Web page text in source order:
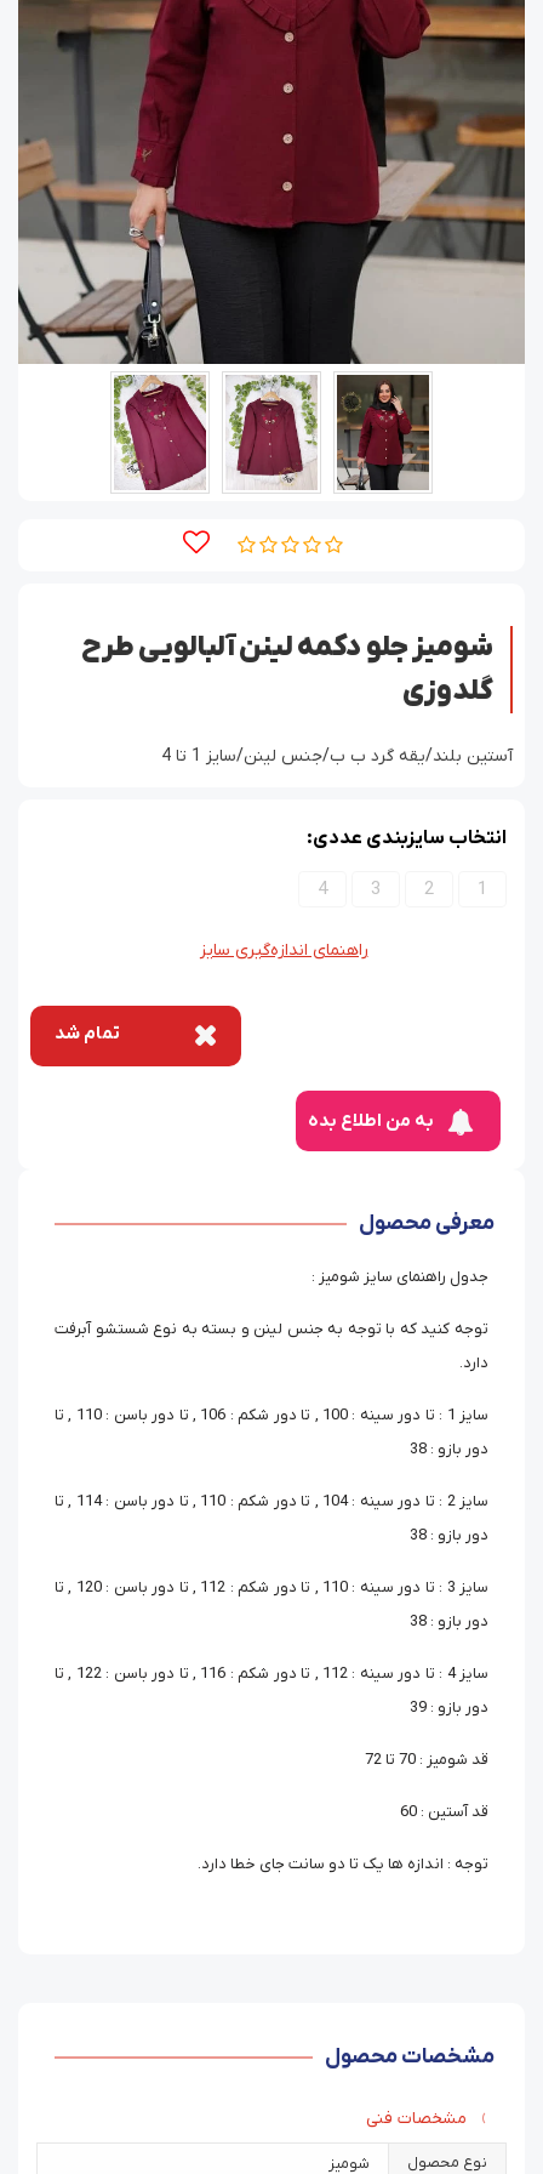
شومیز جلو دکمه لینن آلبالویی طرح
گلدوزی
آستین بلند/یقه گرد ب ب/جنس لینن/سایز 1 تا 4
انتخاب سایزبندی عددی:
1
2
3
4
راهنمای اندازه‌گیری سایز
تمام شد
به من اطلاع بده
معرفی محصول
جدول راهنمای سایز شومیز :
توجه کنید که با توجه به جنس لینن و بسته به نوع شستشو آبرفت
دارد.
سایز 1 : تا دور سینه : 100 , تا دور شکم : 106 , تا دور باسن : 110 , تا
دور بازو : 38
سایز 2 : تا دور سینه : 104 , تا دور شکم : 110 , تا دور باسن : 114 , تا
دور بازو : 38
سایز 3 : تا دور سینه : 110 , تا دور شکم : 112 , تا دور باسن : 120 , تا
دور بازو : 38
سایز 4 : تا دور سینه : 112 , تا دور شکم : 116 , تا دور باسن : 122 , تا
دور بازو : 39
قد شومیز : 70 تا 72
قد آستین : 60
توجه : اندازه ها یک تا دو سانت جای خطا دارد.
مشخصات محصول
مشخصات فنی
نوع محصول شومیز